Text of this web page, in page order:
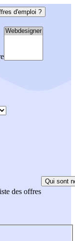
d'emploi ?
des offres
Qui sont